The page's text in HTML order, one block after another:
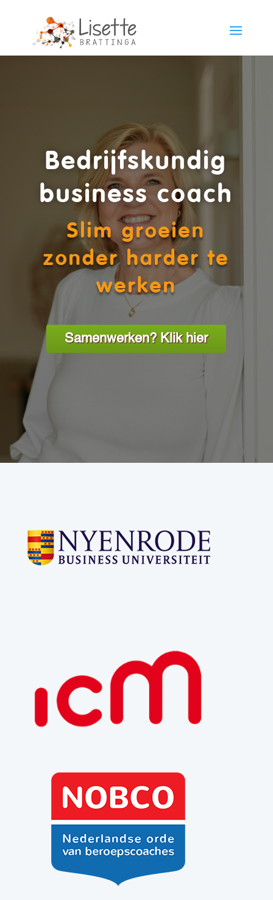
Bedrijfskundig
business coach
Slim groeien
zonder harder te
werken
Samenwerken? Klik hier